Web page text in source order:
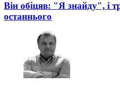
Він обіцяв: "Я знайду", і
останнього